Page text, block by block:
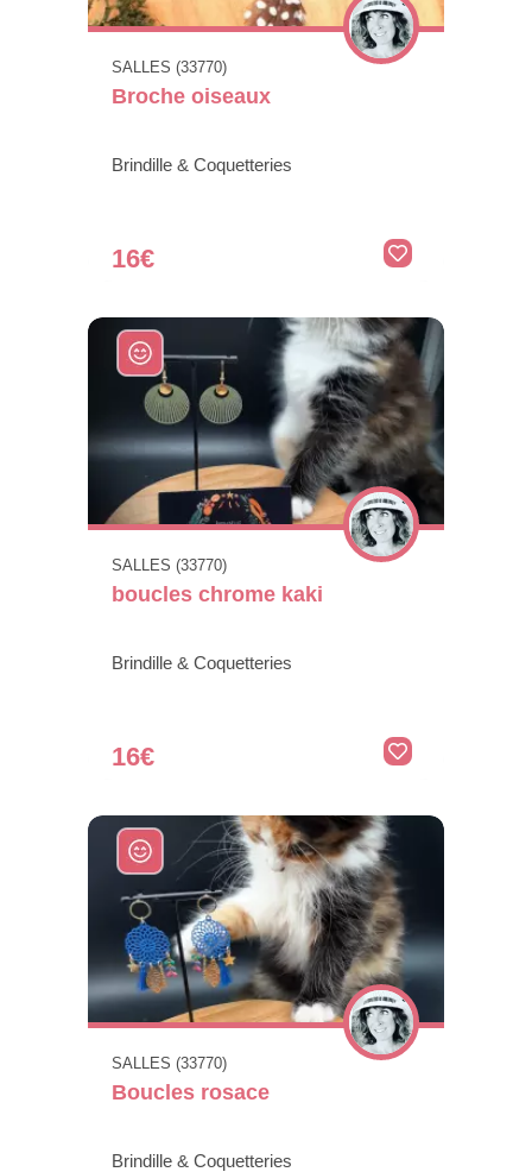
SALLES (33770)
Broche oiseaux
Brindille & Coquetteries
16€
SALLES (33770)
boucles chrome kaki
Brindille & Coquetteries
16€
SALLES (33770)
Boucles rosace
Brindille & Coquetteries